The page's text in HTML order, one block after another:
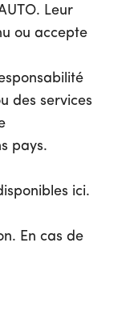
Leur
ou accepte
des services
pays.
ici.
En cas de